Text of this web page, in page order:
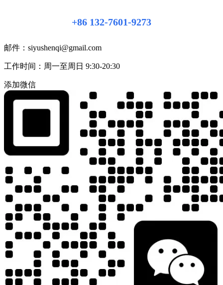
+86 132-7601-9273
邮件：siyushenqi@gmail.com
工作时间：周一至周日 9:30-20:30
添加微信